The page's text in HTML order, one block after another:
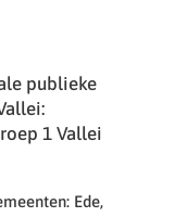
publieke
1 Vallei
Ede,